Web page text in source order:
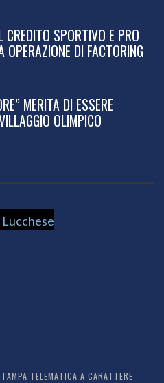
SPORTIVO E PRO
OPERAZIONE DI FACTORING
MERITA DI ESSERE
OLIMPICO
TELEMATICA A CARATTERE